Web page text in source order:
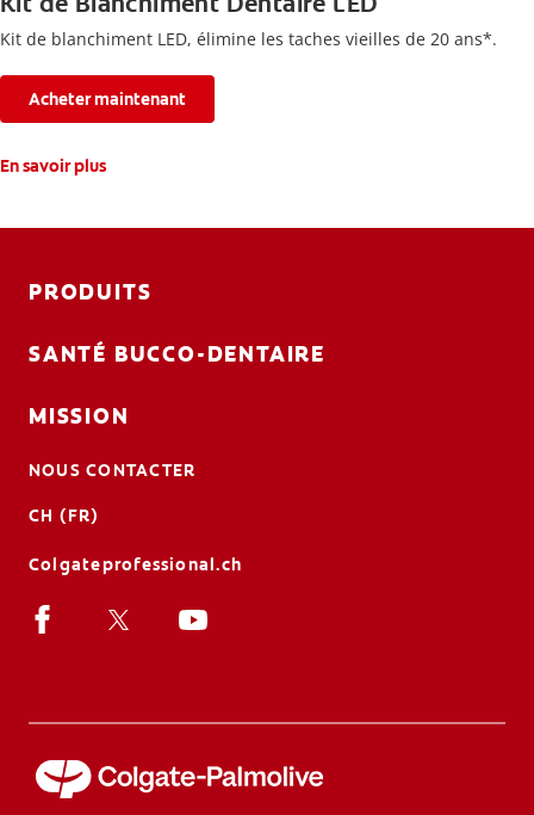
Kit de blanchiment LED, élimine les taches vieilles de 20 ans*.
Acheter maintenant
En savoir plus
PRODUITS
SANTÉ BUCCO-DENTAIRE
MISSION
NOUS CONTACTER
CH (FR)
Colgateprofessional.ch